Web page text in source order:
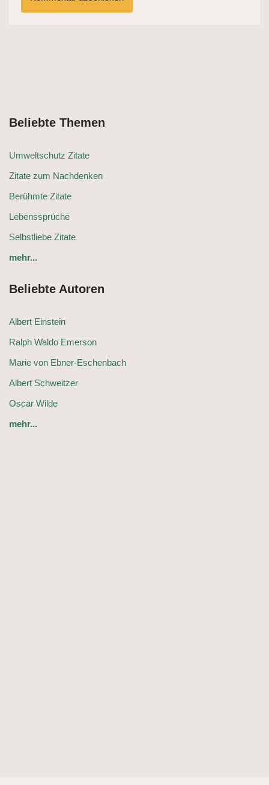
Beliebte Themen
Umweltschutz Zitate
Zitate zum Nachdenken
Berühmte Zitate
Lebenssprüche
Selbstliebe Zitate
mehr...
Beliebte Autoren
Albert Einstein
Ralph Waldo Emerson
Marie von Ebner-Eschenbach
Albert Schweitzer
Oscar Wilde
mehr...